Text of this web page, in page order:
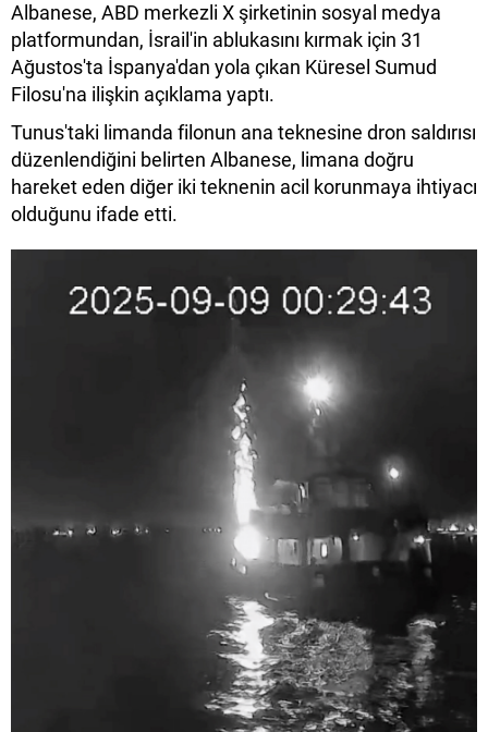
Albanese, ABD merkezli X şirketinin sosyal medya
platformundan, İsrail'in ablukasını kırmak için 31
Ağustos'ta İspanya'dan yola çıkan Küresel Sumud
Filosu'na ilişkin açıklama yaptı.
Tunus'taki limanda filonun ana teknesine dron saldırısı
düzenlendiğini belirten Albanese, limana doğru
hareket eden diğer iki teknenin acil korunmaya ihtiyacı
olduğunu ifade etti.